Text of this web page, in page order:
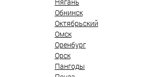
Обнинск
Октябрьский
Омск
Оренбург
Орск
Пангоды